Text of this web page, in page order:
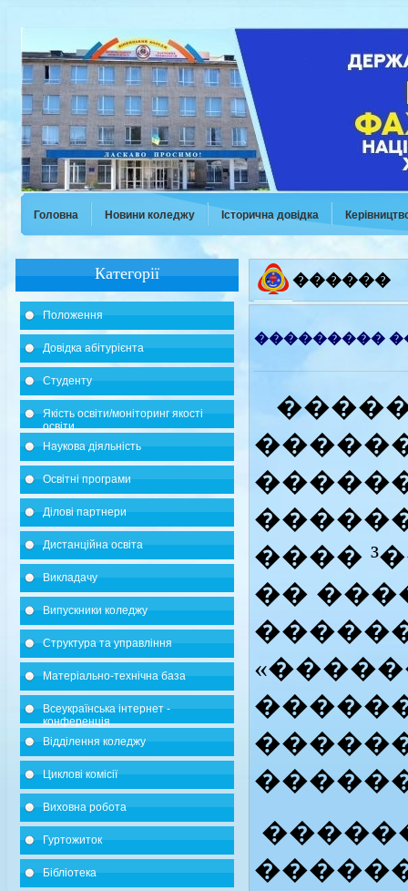
Головна Новини коледжу Історична довідка
Категорії
Положення
Довідка абітурієнта
Студенту
Якість освіти/моніторинг якості
освіти
Наукова діяльність
Освітні програми
Ділові партнери
Дистанційна освіта
Викладачу
Випускники коледжу
Структура та управління
Матеріально-технічна база
Всеукраїнська інтернет -
конференція
Відділення коледжу
Циклові комісії
Виховна робота
Гуртожиток
Бібліотека
������
���������
����
��